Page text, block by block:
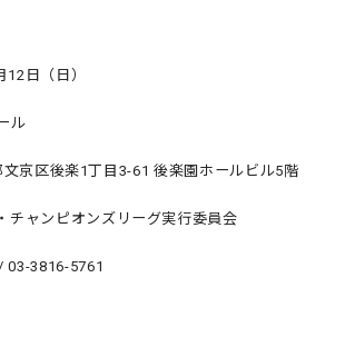
日（日）
ル
京区後楽1丁目3-61 後楽園ホールビル5階
チャンピオンズリーグ実行委員会
03-3816-5761